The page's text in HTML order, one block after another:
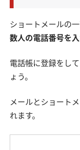
ショートメールの一
数人の電話番号を
電話帳に登録をし
ょう。
メールとショート
れます。